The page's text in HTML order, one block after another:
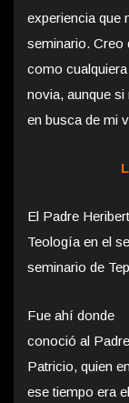
experiencia que
seminario. Creo
como
novia, aunque
en busca de mi
El Padre
Teología en el
seminario de
Fue ahí donde
conoció al Padre
Patricio, quien en
ese tiempo era el